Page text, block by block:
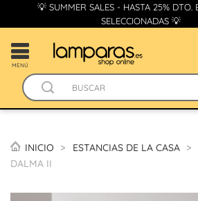
💡 SUMMER SALES - HASTA 25% DTO.
SELECCIONADAS 💡
MENÚ
INICIO ESTANCIAS DE LA CASA
DALMA II